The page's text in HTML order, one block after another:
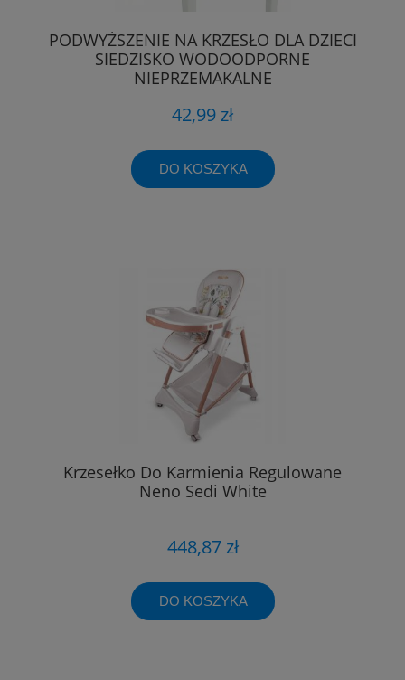
PODWYŻSZENIE NA KRZESŁO DLA DZIECI
SIEDZISKO WODOODPORNE
NIEPRZEMAKALNE
42,99 zł
DO KOSZYKA
Krzesełko Do Karmienia Regulowane
Neno Sedi White
448,87 zł
DO KOSZYKA